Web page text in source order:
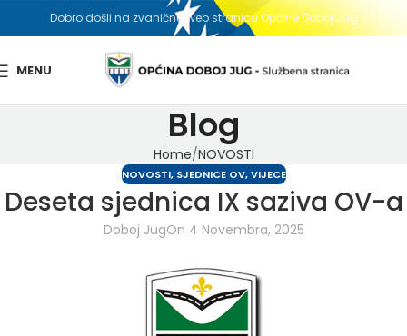
Dobro došli na zvaničnu web stranicu Općine Doboj Jug
MENU
Blog
Home NOVOSTI
NOVOSTI, SJEDNICE OV,VIJECE
Deseta sjednica IX saziva OV-a
Doboj JugOn 4 Novembra, 2025